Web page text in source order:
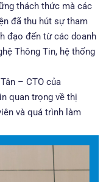
thách thức mà các
đã thu hút sự tham
đạo đến từ các doanh
Thông Tin, hệ thống
– CTO của
quan trọng về thị
và quá trình làm